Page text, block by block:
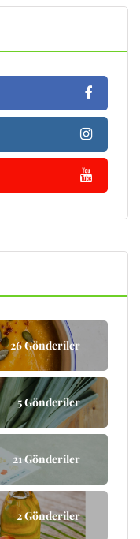
26 Gönderiler
5 Gönderiler
21 Gönderiler
2 Gönderiler